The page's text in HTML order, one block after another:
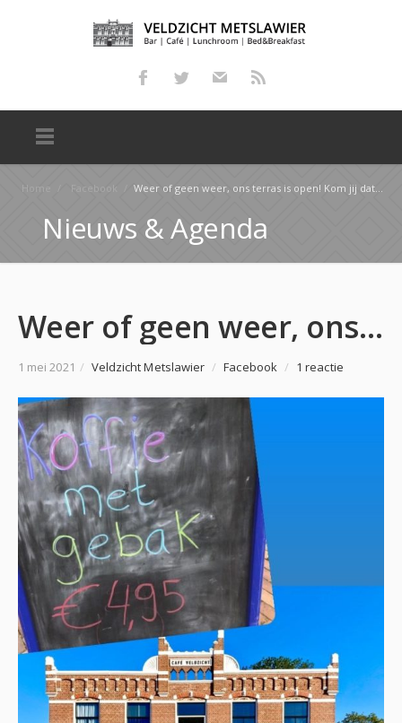
Home Facebook Weer of geen weer, ons terras is open! Kom jij dat overheerlijke bakje met scoren? Bij hebben we …
Nieuws & Agenda
Weer of geen weer, ons terras is open! Kom jij dat overheerlijke bakje met scoren? Bij hebben we …
1 mei 2021 / Veldzicht Metslawier / Facebook / 1 reactie